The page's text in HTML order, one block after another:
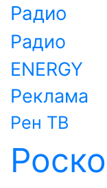
Радио
Радио
ENERGY
Реклама
Рен ТВ